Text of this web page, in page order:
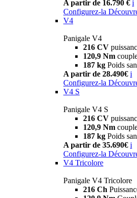
A partir de 16.790 € i
Configurez-la
V4
Panigale V4
216 CV
120,9 Nm
187 kg Poids
A partir de 28.490€ i
Configurez-la
V4 S
Panigale V4 S
216 CV
120,9 Nm
187 kg Poids
A partir de 35.690€ i
Configurez-la
V4 Tricolore
Panigale V4 Tricolore
216 Ch